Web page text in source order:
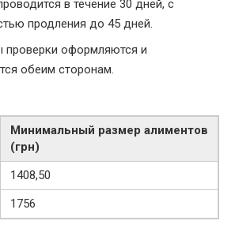
в течение 30 дней, с
продления до 45 дней.
проверки оформляются и
обеим сторонам.
Минимальный размер алиментов
(грн)
1408,50
1756